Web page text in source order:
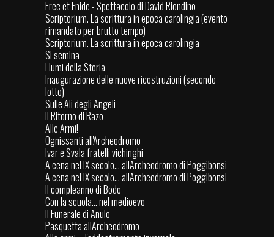
Erec et Enide - Spettacolo di David Riondino
Scriptorium. La scrittura in epoca carolingia (evento
rimandato per brutto tempo)
Scriptorium. La scrittura in epoca carolingia
Si semina
I lumi della Storia
Inaugurazione delle nuove ricostruzioni (secondo
lotto)
Sulle Ali degli Angeli
Il Ritorno di Razo
Alle Armi!
Ognissanti all'Archeodromo
Ivar e Svala fratelli vichinghi
A cena nel IX secolo... all'Archeodromo di Poggibonsi
A cena nel IX secolo... all'Archeodromo di Poggibonsi
Il compleanno di Bodo
Con la scuola… nel medioevo
Il Funerale di Anulo
Pasquetta all'Archeodromo